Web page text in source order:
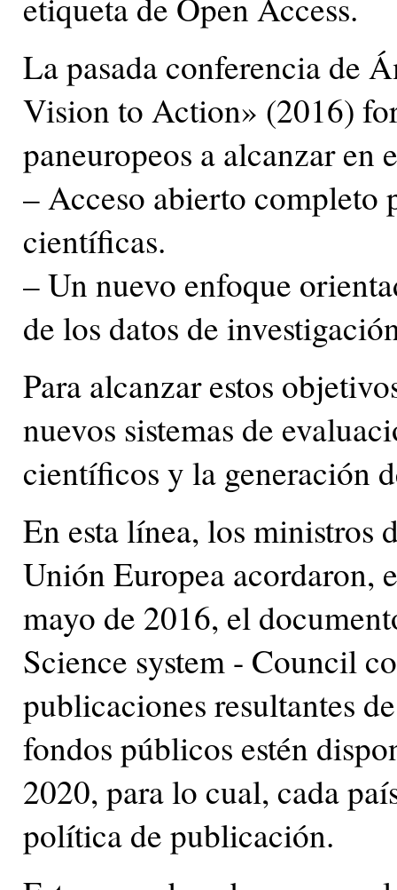
La pasada conferencia de
Vision to Action» (2016)
paneuropeos a alcanzar en
– Acceso abierto completo
científicas.
– Un nuevo enfoque
de los datos de
Para alcanzar estos
nuevos sistemas de
científicos y la generación
En esta línea, los ministros
Unión Europea acordaron,
mayo de 2016, el
Science system - Council
publicaciones resultantes
fondos públicos estén
2020, para lo cual, cada
política de publicación.